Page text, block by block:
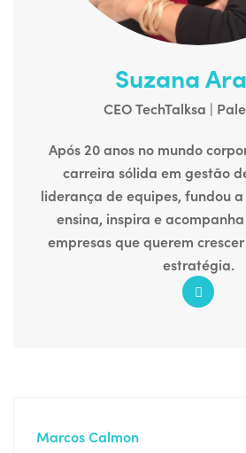
Suzana
CEO TechTalksa |
Após 20 anos no mundo
carreira sólida em gestão
liderança de equipes, fundou a
ensina, inspira e
empresas que querem
estratégia.
Marcos Calmon